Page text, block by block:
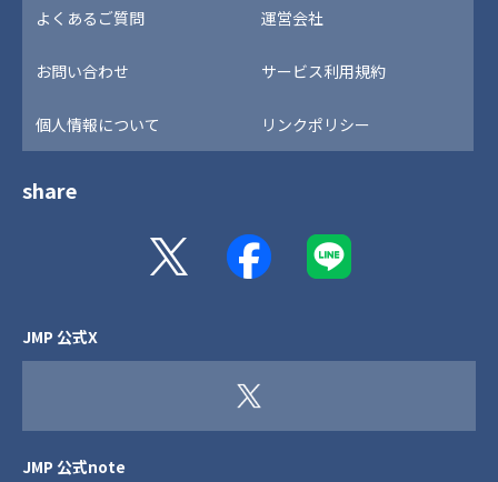
よくあるご質問 運営会社
お問い合わせ サービス利用規約
個人情報について リンクポリシー
share
JMP 公式X
JMP 公式note